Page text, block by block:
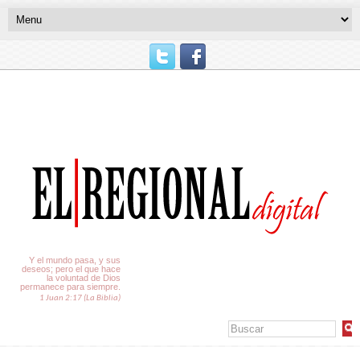
Y el mundo pasa, y sus
deseos; pero el que hace
la voluntad de Dios
permanece para siempre.
1 Juan 2:17 (La Biblia)